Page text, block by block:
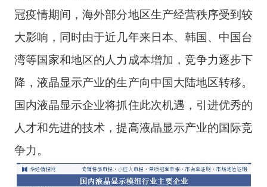
冠疫情期间，海外部分地区生产经营秩序受到较
大影响，同时由于近几年来日本、韩国、中国台
湾等国家和地区的人力成本增加，竞争力逐步下
降，液晶显示产业的生产向中国大陆地区转移。
国内液晶显示企业将抓住此次机遇，引进优秀的
人才和先进的技术，提高液晶显示产业的国际竞
争力。